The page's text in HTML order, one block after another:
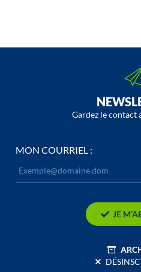
Gardez le contact
MON COURRIEL :
JE